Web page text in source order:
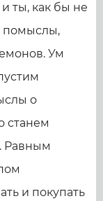
ты, как бы не
помыслы,
Ум
о
станем
Равным
и покупать